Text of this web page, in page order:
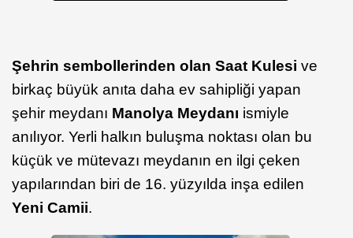
Şehrin sembollerinden olan Saat Kulesi ve
birkaç büyük anıta daha ev sahipliği yapan
şehir meydanı Manolya Meydanı ismiyle
anılıyor. Yerli halkın buluşma noktası olan bu
küçük ve mütevazı meydanın en ilgi çeken
yapılarından biri de 16. yüzyılda inşa edilen
Yeni Camii.